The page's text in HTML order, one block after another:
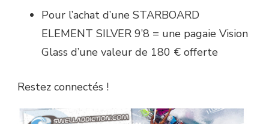
Pour l’achat d’une STARBOARD
ELEMENT SILVER 9’8 = une pagaie Vision
Glass d’une valeur de 180 € offerte
Restez connectés !